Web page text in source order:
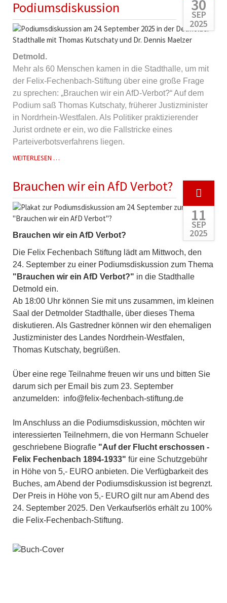
Podiumsdiskussion
30
SEP
2025
Detmold.
Mehr als 60 Menschen kamen in die Stadthalle, um mit
der Felix-Fechenbach-Stiftung über eine große Frage
zu sprechen: „Brauchen wir ein AfD-Verbot?“ Auf dem
Podium saß Thomas Kutschaty, früherer Justizminister
in Nordrhein-Westfalen. Als Politiker praktizierender
Jurist ordnete er ein, wo die Fallstricke eines
Parteiverbotsverfahrens liegen.
WEITERLESEN …FELIX-
VERANSTALTET
PODIUMSDISKUSSION
Brauchen wir ein AfD Verbot?
11
SEP
2025
Brauchen wir ein AfD Verbot?
Die Felix Fechenbach Stiftung lädt am Mittwoch, den
24. September zu einer Podiumsdiskussion zum Thema
"Brauchen wir ein AfD Verbot?" in die Stadthalle
Detmold ein.
Ab 18:00 Uhr können Sie mit uns zusammen, im kleinen
Saal der Detmolder Stadthalle, über dieses Thema
diskutieren. Als Gastredner können wir den ehemaligen
Justizminister des Landes Nordrhein-Westfalen,
Thomas Kutschaty, begrüßen.
Über eine rege Teilnahme freuen wir uns und bitten Sie
darum sich per Email bis zum 23. September
anzumelden: info@felix-fechenbach-stiftung.de
Im Anschluss an die Podiumsdiskussion, möchten wir
interessierten Teilnehmern, die von Hermann Schueler
geschriebene Biografie "Auf der Flucht erschossen -
Felix Fechenbach 1894-1933" für eine Schutzgebühr
in Höhe von 5,- EURO anbieten. Die Verfügbarkeit des
Buches, am Abend der Podiumsdiskussion ist begrenzt.
Der Preis in Höhe von 5,- EURO gilt nur am Abend des
24. September 2025. Den Verkaufserlös erhält zu 100%
die Felix-Fechenbach-Stiftung.